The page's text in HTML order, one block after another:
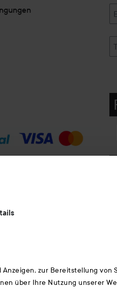
zur Bereitstellung von
über Ihre Nutzung unserer